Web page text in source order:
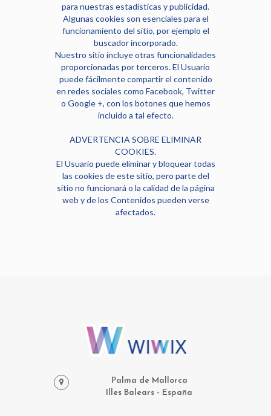
para nuestras estadísticas y publicidad.
Algunas cookies son esenciales para el
funcionamiento del sitio, por ejemplo el
buscador incorporado.
Nuestro sitio incluye otras funcionalidades
proporcionadas por terceros. El Usuario
puede fácilmente compartir el contenido
en redes sociales como Facebook, Twitter
o Google +, con los botones que hemos
incluido a tal efecto.
ADVERTENCIA SOBRE ELIMINAR
COOKIES.
El Usuario puede eliminar y bloquear todas
las cookies de este sitio, pero parte del
sitio no funcionará o la calidad de la página
web y de los Contenidos pueden verse
afectados.
Palma de Mallorca
Illes Balears - España